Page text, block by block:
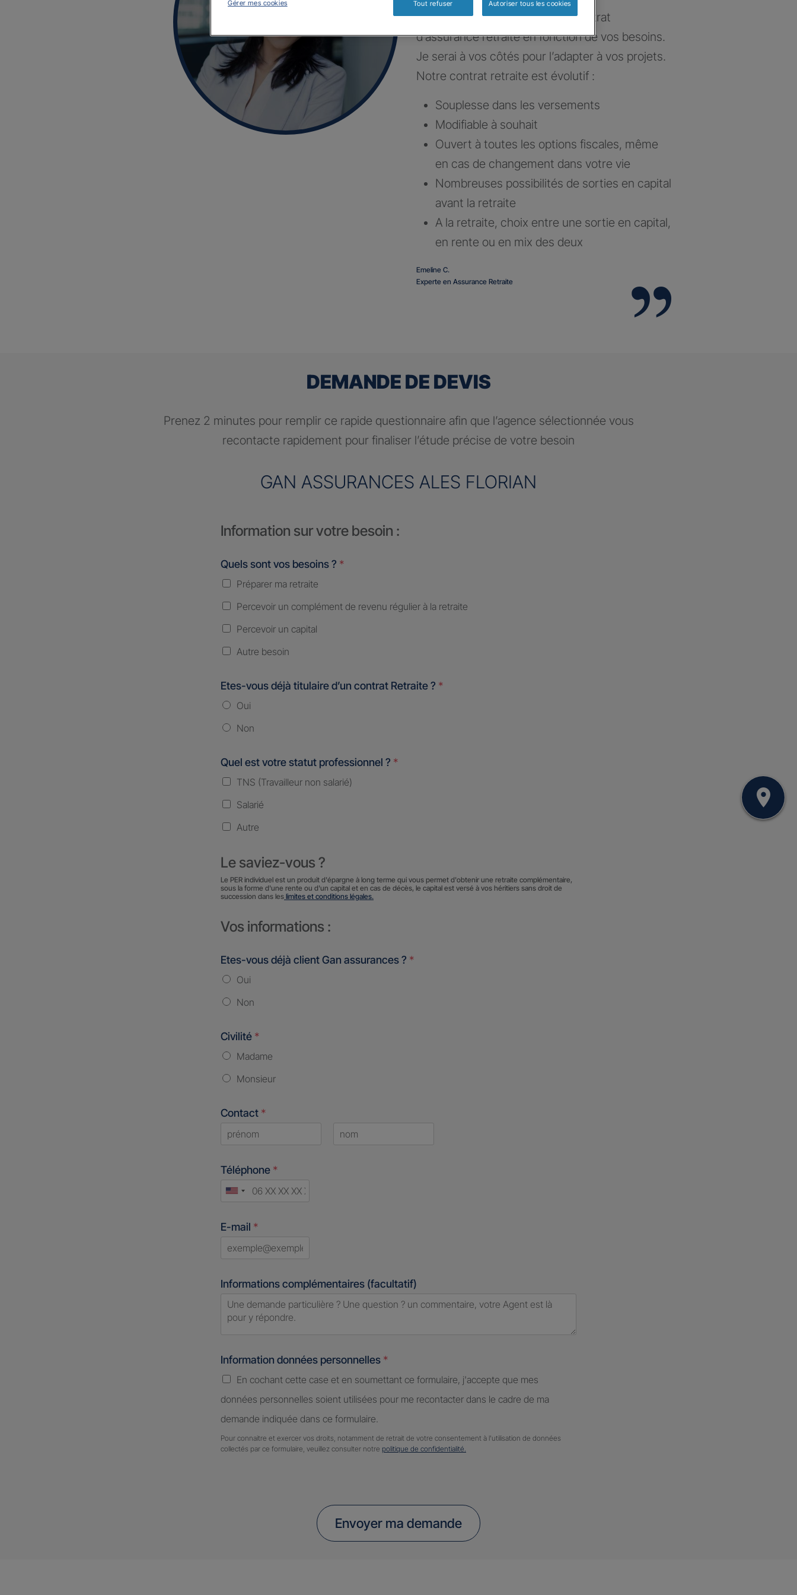
Construisons ensemble votre contrat
d’assurance retraite en fonction de vos besoins.
Je serai à vos côtés pour l’adapter à vos projets.
Notre contrat retraite est évolutif :
Souplesse dans les versements
Modifiable à souhait
Ouvert à toutes les options fiscales, même
en cas de changement dans votre vie
Nombreuses possibilités de sorties en capital
avant la retraite
A la retraite, choix entre une sortie en capital,
en rente ou en mix des deux
Emeline C.
Experte en Assurance Retraite
DEMANDE DE DEVIS
Prenez 2 minutes pour remplir ce rapide questionnaire afin que l’agence sélectionnée vous
recontacte rapidement pour finaliser l’étude précise de votre besoin
GAN ASSURANCES ALES FLORIAN
Information sur votre besoin :
Quels sont vos besoins ? *
Préparer ma retraite
Percevoir un complément de revenu régulier à la retraite
Percevoir un capital
Autre besoin
Etes-vous déjà titulaire d’un contrat Retraite ? *
Oui
Non
Quel est votre statut professionnel ? *
TNS (Travailleur non salarié)
Salarié
Autre
Le saviez-vous ?
Le PER individuel est un produit d'épargne à long terme qui vous permet d'obtenir une retraite complémentaire,
sous la forme d'une rente ou d'un capital et en cas de décès, le capital est versé à vos héritiers sans droit de
succession dans leslimites et conditions légales.
Vos informations :
Etes-vous déjà client Gan assurances ? *
Oui
Non
Civilité *
Madame
Monsieur
Contact *
Téléphone *
United
E-mail *
Informations complémentaires (facultatif)
Information données personnelles *
En cochant cette case et en soumettant ce formulaire, j'accepte que mes
données personnelles soient utilisées pour me recontacter dans le cadre de ma
demande indiquée dans ce formulaire.
Pour connaitre et exercer vos droits, notamment de retrait de votre consentement à l'utilisation de données
collectés par ce formulaire, veuillez consulter notre politique de confidentialité.
Envoyer ma demande
Gérer mes cookies Tout refuser Autoriser tous les cookies